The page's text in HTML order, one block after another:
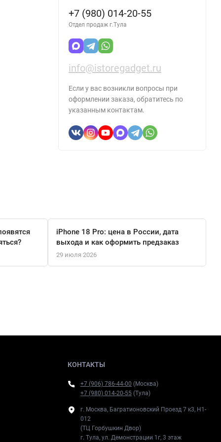
+7 (980) 014-20-55
Отдел продаж г.Тула
info@istoregadget.ru
Если у вас возникли вопросы при
оформлении заказа, обратитесь по
указанным контактам.
iPhone 18 Pro: цена в России, дата
выхода и как оформить предзаказ
29 июля 2026
КОНТАКТЫ
+7 (906) 786-44-00 (Москва)
+7 (980) 014-20-55 (Тула)
г. Москва, Багратионовский Проезд 7 к3, H1-
012
(ТЦ Горбушкин Двор)
г. Тула, ул. Демонстрации 1г, 3 этаж